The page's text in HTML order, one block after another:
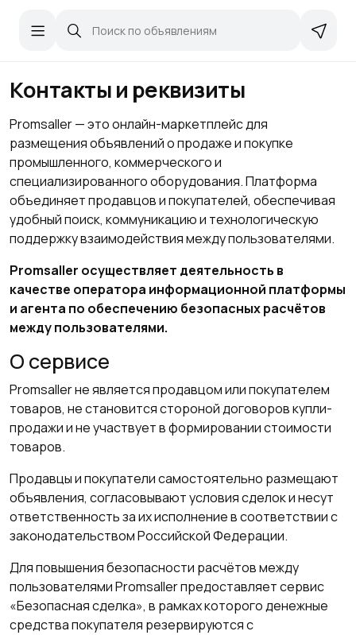
Контакты и реквизиты
Promsaller — это онлайн-маркетплейс для
размещения объявлений о продаже и покупке
промышленного, коммерческого и
специализированного оборудования. Платформа
объединяет продавцов и покупателей, обеспечивая
удобный поиск, коммуникацию и технологическую
поддержку взаимодействия между пользователями.
Promsaller осуществляет деятельность в
качестве оператора информационной платформы
и агента по обеспечению безопасных расчётов
между пользователями.
О сервисе
Promsaller не является продавцом или покупателем
товаров, не становится стороной договоров купли-
продажи и не участвует в формировании стоимости
товаров.
Продавцы и покупатели самостоятельно размещают
объявления, согласовывают условия сделок и несут
ответственность за их исполнение в соответствии с
законодательством Российской Федерации.
Для повышения безопасности расчётов между
пользователями Promsaller предоставляет сервис
«Безопасная сделка», в рамках которого денежные
средства покупателя резервируются с